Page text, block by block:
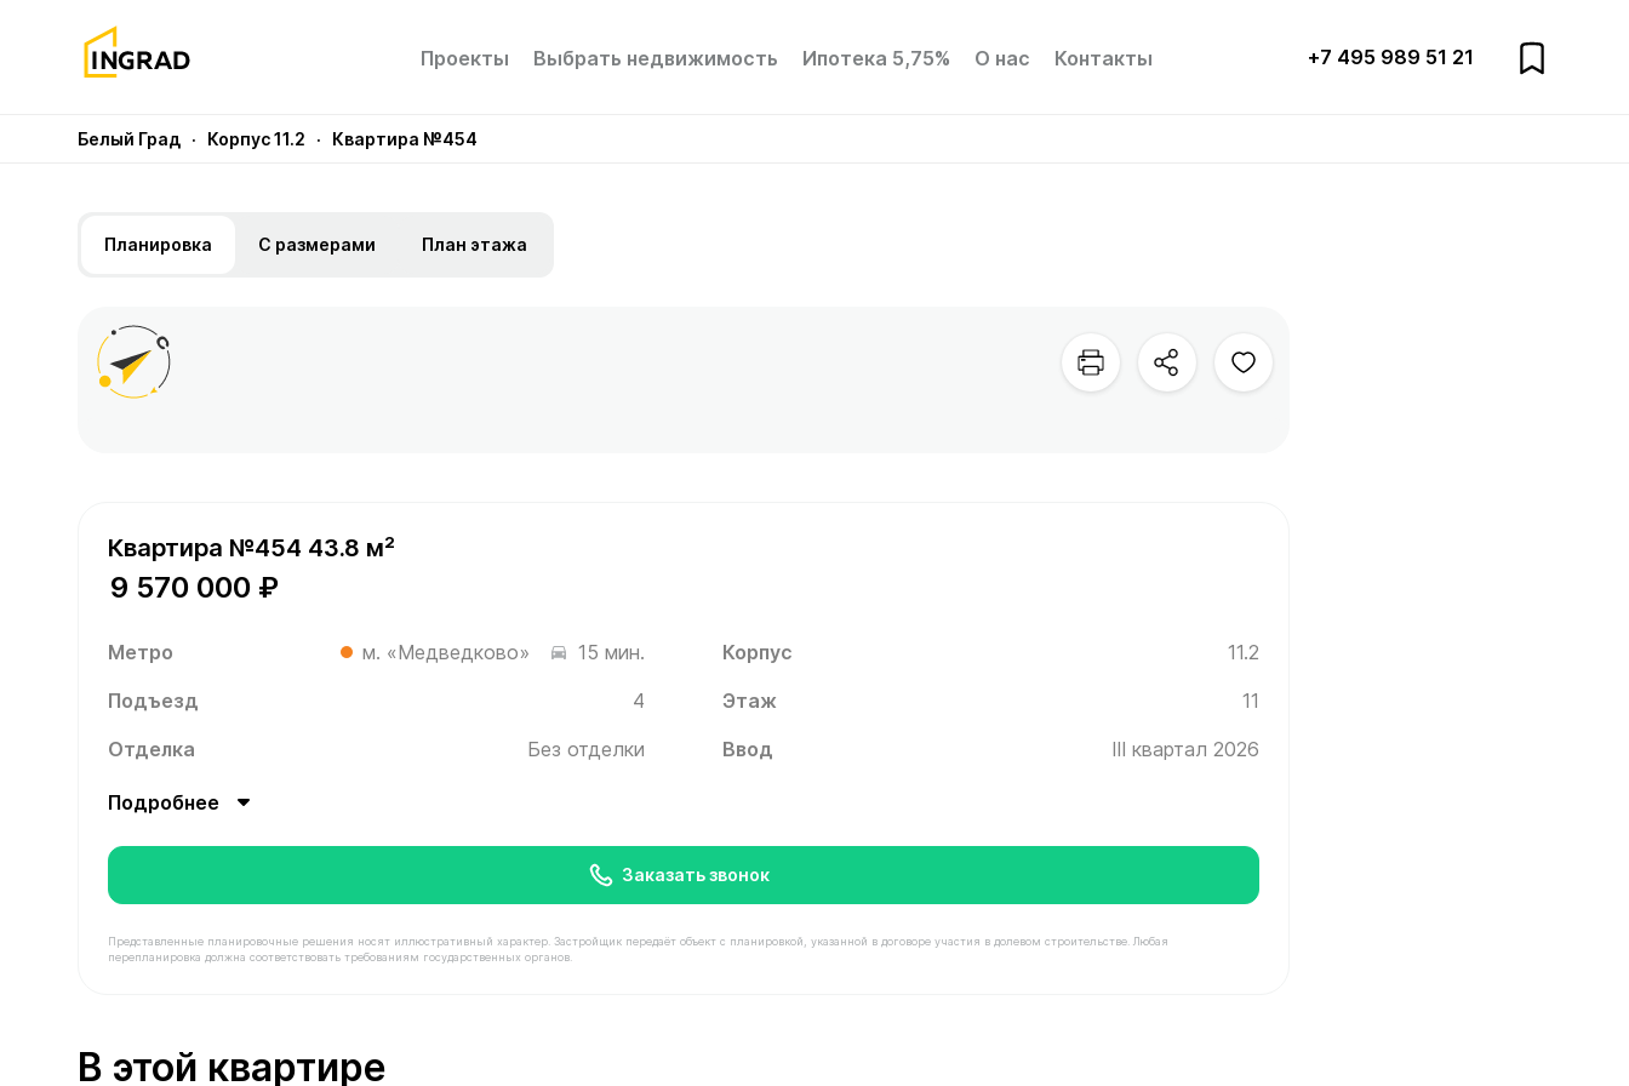
Проекты Выбрать недвижимость Ипотека 5,75% О нас Контакты +7 495 989 51 21
Белый Град · Корпус 11.2 · Квартира №454
Планировка С размерами План этажа
Квартира №454 43.8 м²
9 570 000 ₽
Метро м. «Медведково» 15 мин. Корпус 11.2
Подъезд 4 Этаж
11
Отделка
Без отделки Ввод III квартал 2026
Подробнее
Заказать звонок
Представленные планировочные решения носят иллюстративный характер. Застройщик передаёт объект с планировкой, указанной в договоре участия в долевом строительстве. Любая
перепланировка должна соответствовать требованиям государственных органов.
В этой квартире